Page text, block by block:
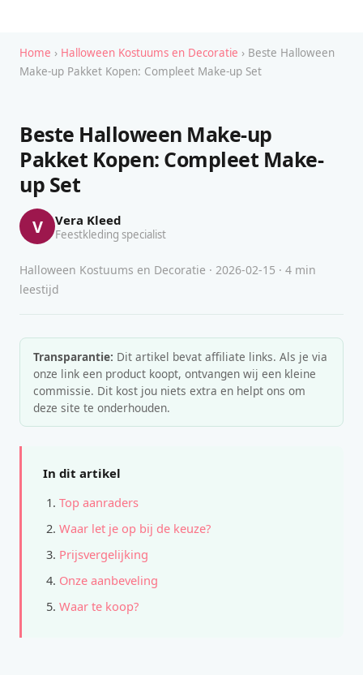
Home › Halloween Kostuums en Decoratie › Beste Halloween
Make-up Pakket Kopen: Compleet Make-up Set
Beste Halloween Make-up
Pakket Kopen: Compleet Make-
up Set
V Vera Kleed
Feestkleding specialist
Halloween Kostuums en Decoratie · 2026-02-15 · 4 min
leestijd
Transparantie: Dit artikel bevat affiliate links. Als je via
onze link een product koopt, ontvangen wij een kleine
commissie. Dit kost jou niets extra en helpt ons om
deze site te onderhouden.
In dit artikel
Top aanraders
Waar let je op bij de keuze?
Prijsvergelijking
Onze aanbeveling
Waar te koop?